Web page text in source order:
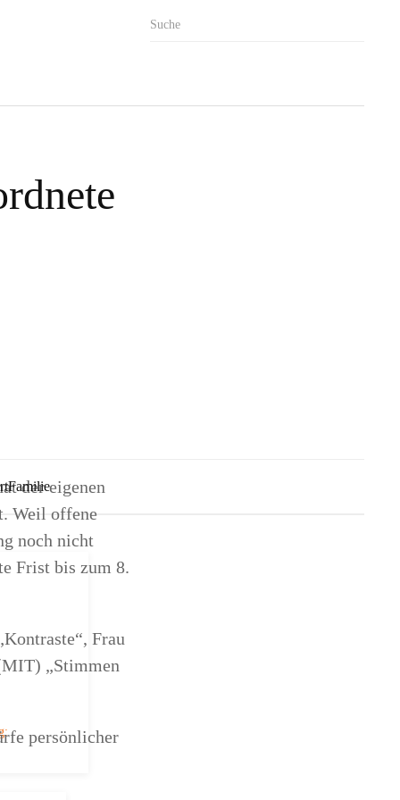
Familie
der eigenen
Weil offene
noch nicht
Frist bis zum 8.
Frau
„Stimmen
persönlicher